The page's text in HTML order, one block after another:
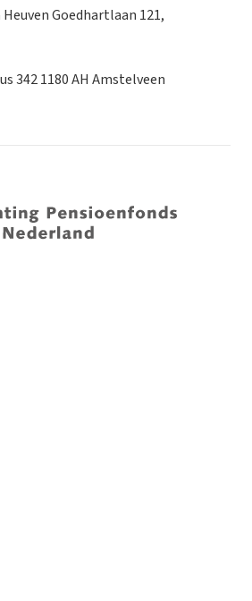
Heuven Goedhartlaan 121,
342 1180 AH Amstelveen